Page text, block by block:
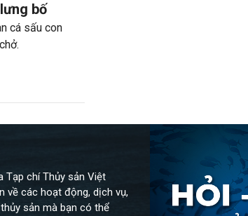
bố
cá sấu con
Tạp chí Thủy sản Việt
về các hoạt động, dịch vụ,
sản mà bạn có thể